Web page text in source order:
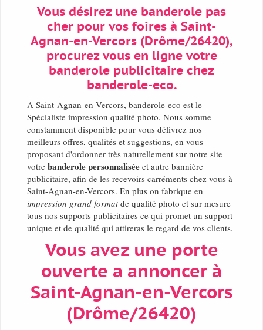
Vous désirez une banderole pas
cher pour vos foires à Saint-
Agnan-en-Vercors (Drôme/26420),
procurez vous en ligne votre
banderole publicitaire chez
banderole-eco.
A Saint-Agnan-en-Vercors, banderole-eco est le
Spécialiste impression qualité photo. Nous somme
constamment disponible pour vous délivrez nos
meilleurs offres, qualités et suggestions, en vous
proposant d'ordonner très naturellement sur notre site
votre banderole personnalisée et autre bannière
publicitaire, afin de les recevoirs carréments chez vous à
Saint-Agnan-en-Vercors. En plus on fabrique en
impression grand formatde qualité photo et sur mesure
tous nos supports publicitaires ce qui promet un support
unique et de qualité qui attireras le regard de vos clients.
Vous avez une porte
ouverte a annoncer à
Saint-Agnan-en-Vercors
(Drôme/26420)